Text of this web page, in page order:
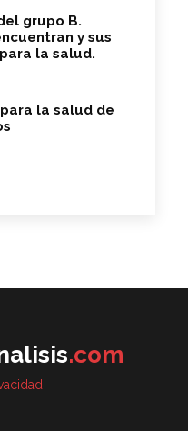
grupo B.
y sus
la salud.
la salud de
.com